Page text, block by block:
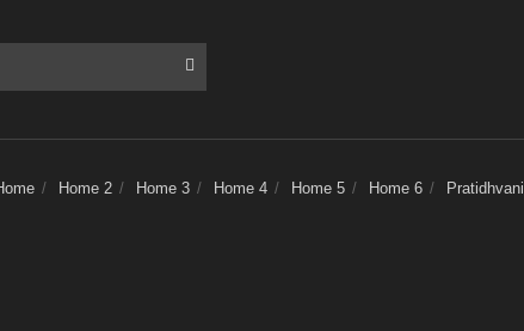
Home 2 Home 3 Home 4 Home 5 Home 6 Pratidhvani